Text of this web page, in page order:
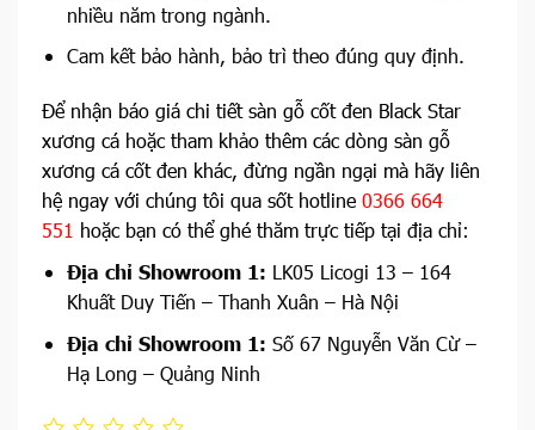
nhiều năm trong ngành.
Cam kết bảo hành, bảo trì theo đúng quy định.
Để nhận báo giá chi tiết sàn gỗ cốt đen Black Star
xương cá hoặc tham khảo thêm các dòng sàn gỗ
xương cá cốt đen khác, đừng ngần ngại mà hãy liên
hệ ngay với chúng tôi qua sốt hotline 0366 664
551 hoặc bạn có thể ghé thăm trực tiếp tại địa chỉ:
Địa chỉ Showroom 1: LK05 Licogi 13 – 164
Khuất Duy Tiến – Thanh Xuân – Hà Nội
Địa chỉ Showroom 1: Số 67 Nguyễn Văn Cừ –
Hạ Long – Quảng Ninh